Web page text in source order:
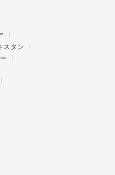
スタン